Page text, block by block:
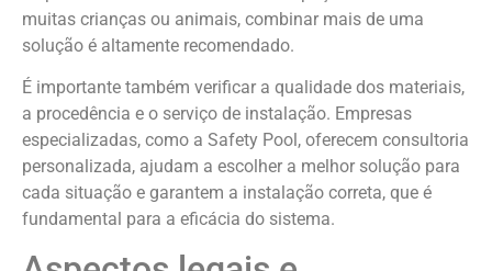
muitas crianças ou animais, combinar mais de uma
solução é altamente recomendado.
É importante também verificar a qualidade dos materiais,
a procedência e o serviço de instalação. Empresas
especializadas, como a Safety Pool, oferecem consultoria
personalizada, ajudam a escolher a melhor solução para
cada situação e garantem a instalação correta, que é
fundamental para a eficácia do sistema.